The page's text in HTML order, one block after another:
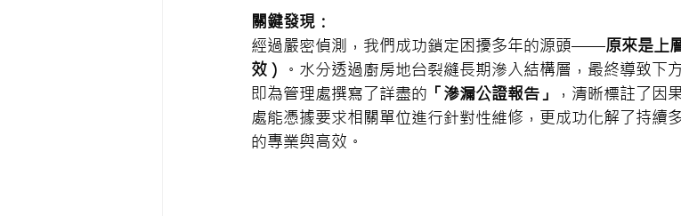
關鍵發現：
經過嚴密偵測，我們成功鎖定困擾多年的源頭——原來是上
效）
。水分透過廚房地台裂縫長期滲入結構層，最終導致下
即為管理處撰寫了詳盡的 「滲漏公證報告」
，清晰標註了因
處能憑據要求相關單位進行針對性維修，更成功化解了持續
的專業與高效。